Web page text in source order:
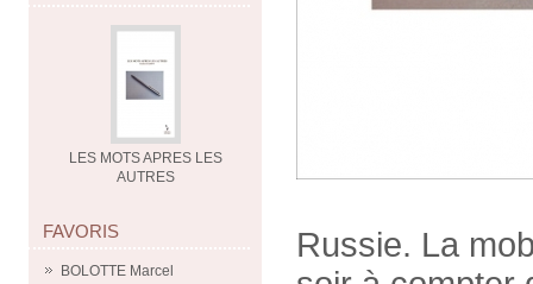
LES MOTS APRES LES
AUTRES
FAVORIS
BOLOTTE Marcel
Russie. La